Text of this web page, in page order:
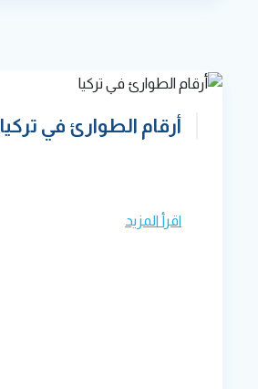
أرقام الطوارئ في تركيا
اقرأ المزيد